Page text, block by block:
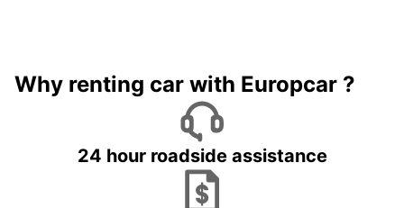
Why renting car with Europcar ?
24 hour roadside assistance